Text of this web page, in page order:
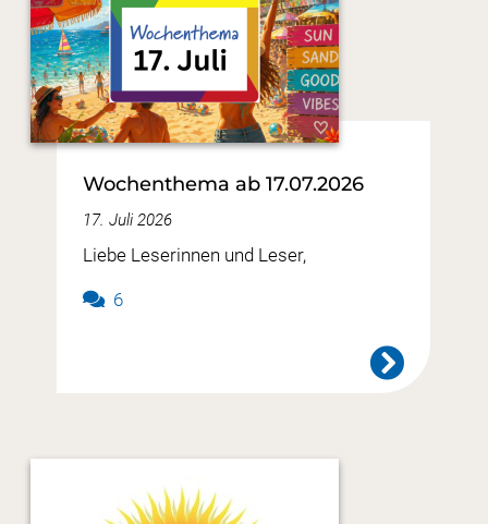
Wochenthema ab 17.07.2026
17. Juli 2026
Liebe Leserinnen und Leser,
6